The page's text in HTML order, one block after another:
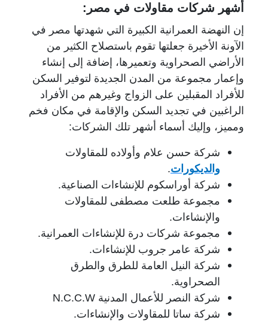
أشهر شركات مقاولات في مصر:
إن النهضة العمرانية الكبيرة التي شهدتها مصر في
الآونة الأخيرة جعلتها تقوم باستصلاح الكثير من
الأراضي الصحراوية وتعميرها، إضافة إلى إنشاء
وإعمار مجموعة من المدن الجديدة لتوفير السكن
للأفراد المقبلين على الزواج وغيرهم من الأفراد
الراغبين في تجديد السكن والإقامة في مكان فخم
ومميز، وإليك أسماء أشهر تلك الشركات:
شركة حسن علام وأولاده للمقاولات
والديكورات.
شركة أوراسكوم للإنشاءات الصناعية.
مجموعة طلعت مصطفى للمقاولات
والإنشاءات.
مجموعة شركات درة للإنشاءات العمرانية.
شركة عامر جروب للإنشاءات.
شركة النيل العامة للطرق والطرق
الصحراوية.
شركة النصر للأعمال المدنية N.C.C.W
شركة ساتا للمقاولات والإنشاءات.